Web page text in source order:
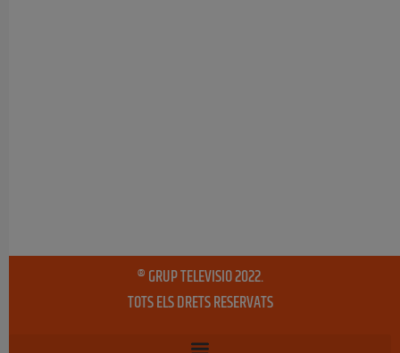
® GRUP TELEVISIO 2022.
TOTS ELS DRETS RESERVATS